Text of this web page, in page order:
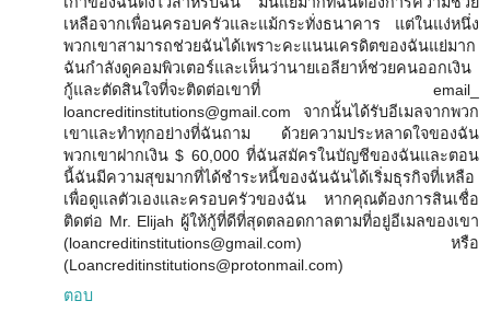
เหลือจากเพื่อนครอบครัวและแม้กระทั่งธนาคาร แต่ในแง่หนึ่ง
พวกเขาสามารถช่วยฉันได้เพราะคะแนนเครดิตของฉันแย่มาก
ฉันกำลังดูคอมพิวเตอร์และเห็นว่านายเอลียาห์ช่วยคนออกเงิน
กู้และตัดสินใจที่จะติดต่อเขาที่ email_
loancreditinstitutions@gmail.com จากนั้นได้รับอีเมลจากพวก
เขาและทำทุกอย่างที่ฉันถาม ด้วยความประหลาดใจของฉัน
พวกเขาฝากเงิน $ 60,000 ที่ฉันสมัครในบัญชีของฉันและตอน
นี้ฉันมีความสุขมากที่ได้ชำระหนี้ของฉันฉันได้เริ่มธุรกิจที่เหลือ
เพื่อดูแลตัวเองและครอบครัวของฉัน หากคุณต้องการสินเชื่อ
ติดต่อ Mr. Elijah ผู้ให้กู้ที่ดีที่สุดตลอดกาลตามที่อยู่อีเมลของเขา
(loancreditinstitutions@gmail.com) หรือ
(Loancreditinstitutions@protonmail.com)
ตอบ